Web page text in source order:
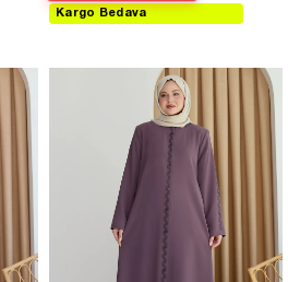
Kargo Bedava